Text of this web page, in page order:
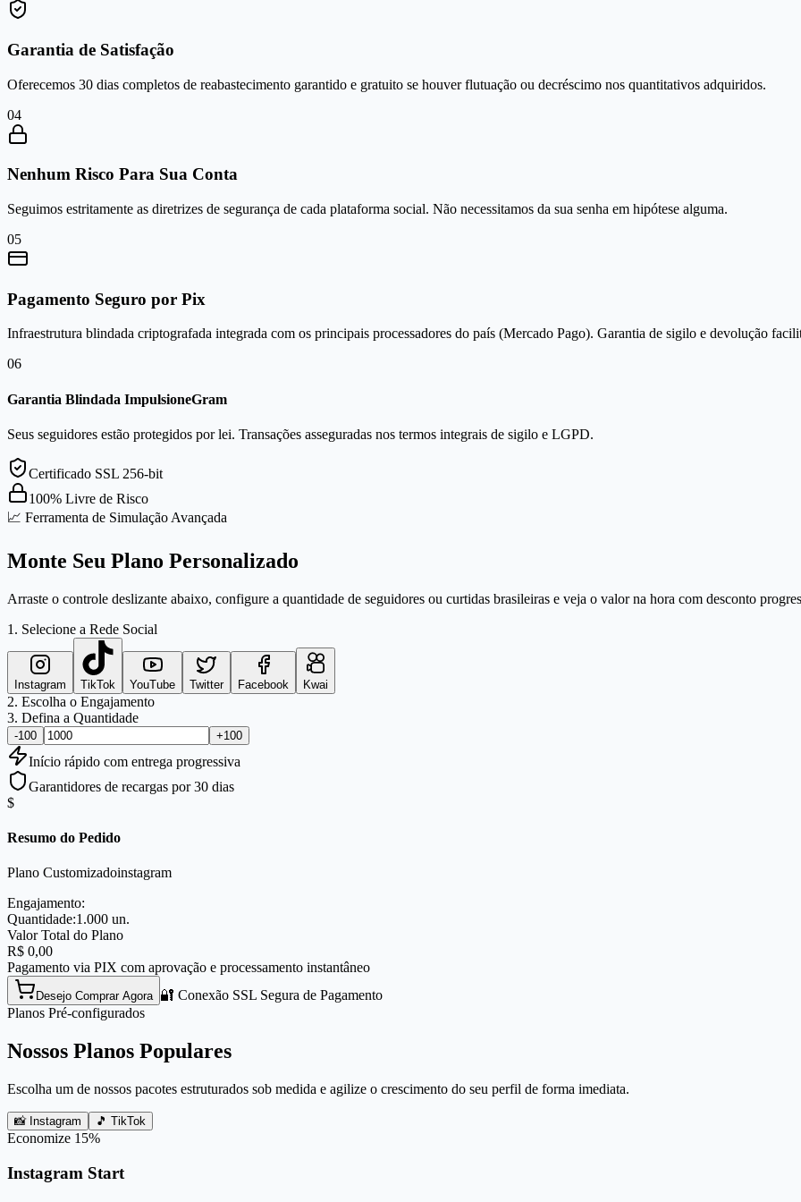
Garantia de Satisfação
Oferecemos 30 dias completos de reabastecimento garantido e gratuito se houver flutuação ou decréscimo nos quantitativos adquiridos.
04
Nenhum Risco Para Sua Conta
Seguimos estritamente as diretrizes de segurança de cada plataforma social. Não necessitamos da sua senha em hipótese alguma.
05
Pagamento Seguro por Pix
Infraestrutura blindada criptografada integrada com os principais processadores do país (Mercado Pago). Garantia de sigilo e devolução
06
Garantia Blindada ImpulsioneGram
Seus seguidores estão protegidos por lei. Transações asseguradas nos termos integrais de sigilo e LGPD.
Certificado SSL 256-bit
100% Livre de Risco
📈 Ferramenta de Simulação Avançada
Monte Seu Plano Personalizado
Arraste o controle deslizante abaixo, configure a quantidade de seguidores ou curtidas brasileiras e veja o valor na hora com desconto
1. Selecione a Rede Social
Instagram TikTok YouTube Twitter Facebook Kwai
2. Escolha o Engajamento
3. Defina a Quantidade
-100 +100
Início rápido com entrega progressiva
Garantidores de recargas por 30 dias
$
Resumo do Pedido
Plano Customizadoinstagram
Engajamento:
Quantidade:1.000 un.
Valor Total do Plano
R$ 0,00
Pagamento via PIX com aprovação e processamento instantâneo
Desejo Comprar Agora 🔐 Conexão SSL Segura de Pagamento
Planos Pré-configurados
Nossos Planos Populares
Escolha um de nossos pacotes estruturados sob medida e agilize o crescimento do seu perfil de forma imediata.
📸 Instagram 🎵 TikTok
Economize 15%
Instagram Start